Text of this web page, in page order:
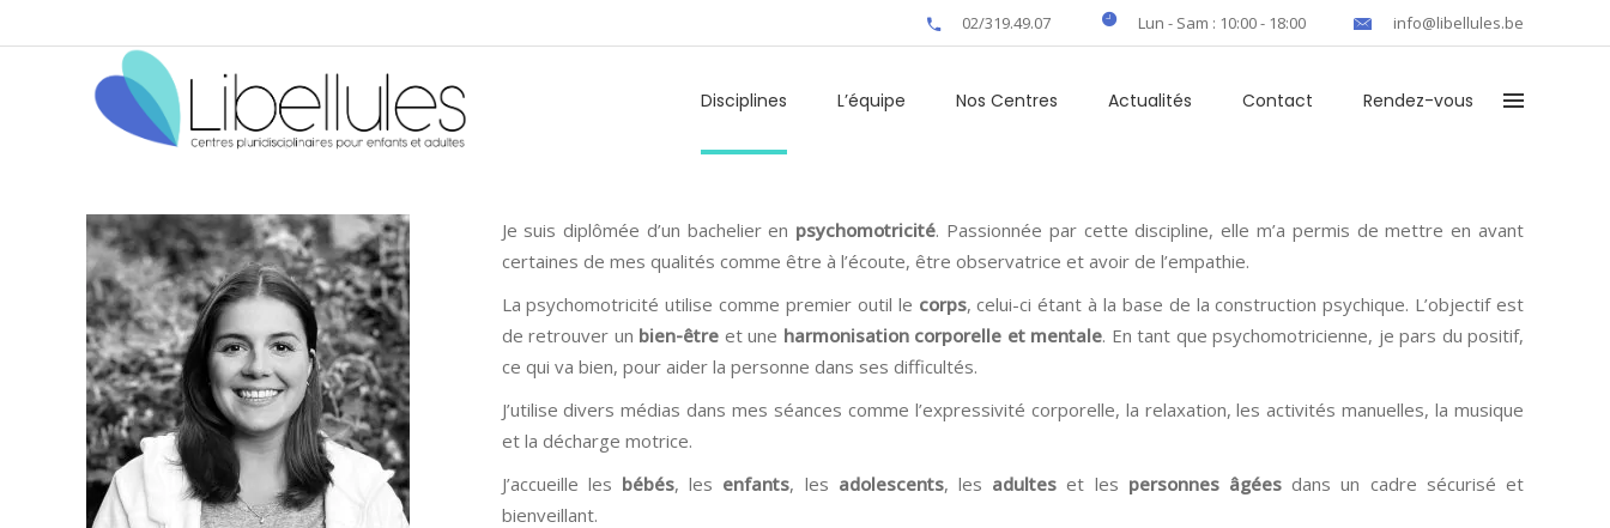
02/319.49.07 Lun - Sam : 10:00 - 18:00 info@libellules.be
Disciplines L’équipe Nos Centres Actualités Contact Rendez-vous
Je suis diplômée d’un bachelier en psychomotricité. Passionnée par cette discipline, elle m’a permis de mettre en avant
certaines de mes qualités comme être à l’écoute, être observatrice et avoir de l’empathie.
La psychomotricité utilise comme premier outil le corps, celui-ci étant à la base de la construction psychique. L’objectif est
de retrouver un bien-être et une harmonisation corporelle et mentale. En tant que psychomotricienne, je pars du positif,
ce qui va bien, pour aider la personne dans ses difficultés.
J’utilise divers médias dans mes séances comme l’expressivité corporelle, la relaxation, les activités manuelles, la musique
et la décharge motrice.
J’accueille les bébés, les enfants, les adolescents, les adultes et les personnes âgées dans un cadre sécurisé et
bienveillant.